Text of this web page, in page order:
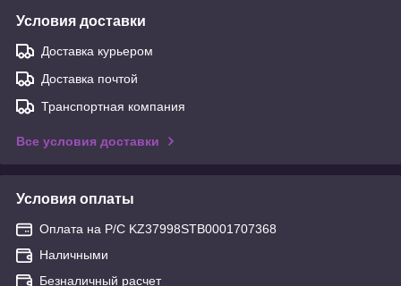
Условия доставки
Доставка курьером
Доставка почтой
Транспортная компания
Все условия доставки
Условия оплаты
Оплата на Р/С KZ37998STB0001707368
Наличными
Безналичный расчет